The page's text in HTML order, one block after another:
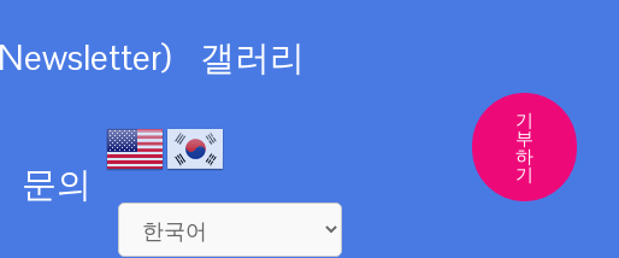
갤러리
문의
기
부
하
기